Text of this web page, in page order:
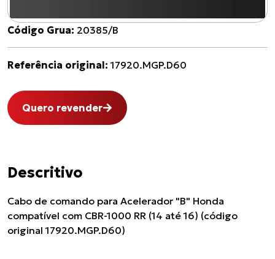
Código Grua: 20385/B
Referência original: 17920.MGP.D60
Quero revender
Descritivo
Cabo de comando para Acelerador "B" Honda
compatível com CBR-1000 RR (14 até 16) (código
original 17920.MGP.D60)